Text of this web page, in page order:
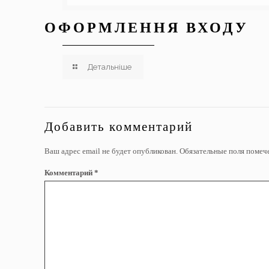
ОФОРМЛЕННЯ ВХОДУ
Детальніше
Добавить комментарий
Ваш адрес email не будет опубликован. Обязательные поля
Комментарий*